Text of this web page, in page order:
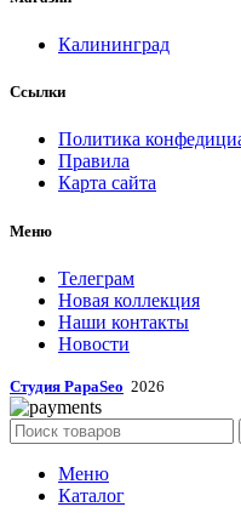
Калининград
Ссылки
Политика
Правила
Карта сайта
Меню
Телеграм
Новая коллекция
Наши контакты
Новости
Студия PapaSeo 2026
Меню
Каталог